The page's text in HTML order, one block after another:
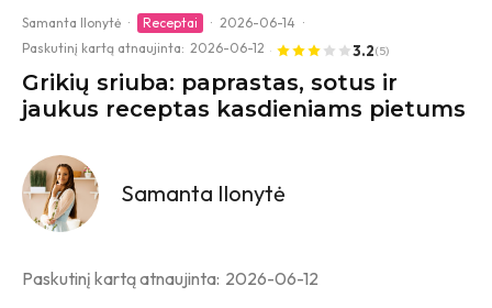
Samanta Ilonytė · Receptai · 2026-06-14 ·
Paskutinį kartą atnaujinta: 2026-06-12 3.2(5)
Grikių sriuba: paprastas, sotus ir
jaukus receptas kasdieniams pietums
Samanta Ilonytė
Paskutinį kartą atnaujinta: 2026-06-12